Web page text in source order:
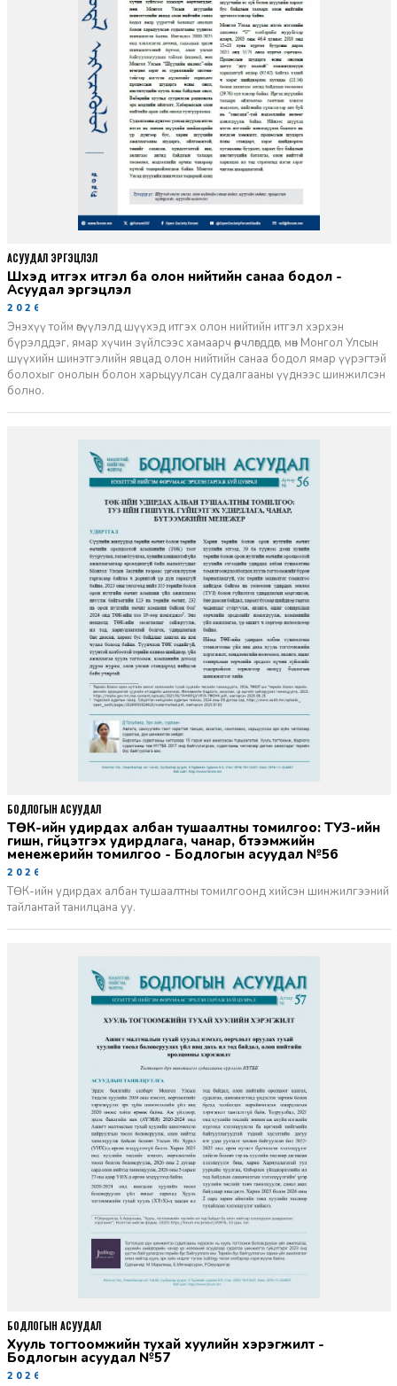
Шүүхэд итгэх итгэл ба олон нийтийн санаа бодол -
Асуудал эргэцүүлэл
2026-06-11
Энэхүү тойм өгүүлэлд шүүхэд итгэх олон нийтийн итгэл хэрхэн
бүрэлддэг, ямар хүчин зүйлсээс хамаарч өөрчлөгддөг, мөн Монгол Улсын
шүүхийн шинэтгэлийн явцад олон нийтийн санаа бодол ямар үүрэгтэй
болохыг онолын болон харьцуулсан судалгааны үүднээс шинжилсэн
болно.
АСУУДАЛ ЭРГЭЦҮҮЛЭЛ
ТӨК-ийн удирдах албан тушаалтны томилгоо: ТУЗ-ийн
гишүүн, гүйцэтгэх удирдлага, чанар, бүтээмжийн
менежерийн томилгоо - Бодлогын асуудал №56
2026-06-02
ТӨК-ийн удирдах албан тушаалтны томилгоонд хийсэн шинжилгээний
тайлантай танилцана уу.
БОДЛОГЫН АСУУДАЛ
Хууль тогтоомжийн тухай хуулийн хэрэгжилт -
Бодлогын асуудал №57
2026-06-02
БОДЛОГЫН АСУУДАЛ